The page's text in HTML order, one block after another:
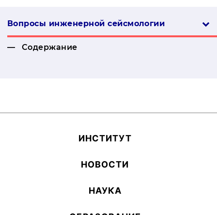
Вопросы инженерной сей­смо­логии
Содержание
ИН­СТИ­ТУТ
НОВОСТИ
НАУКА